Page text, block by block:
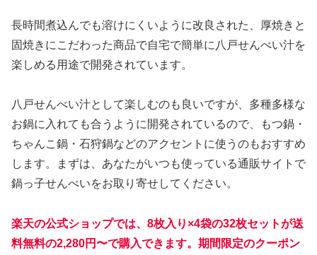
長時間煮込んでも溶けにくいように改良された、厚焼きと
固焼きにこだわった商品で自宅で簡単に八戸せんべい汁を
楽しめる用途で開発されています。
八戸せんべい汁として楽しむのも良いですが、多種多様な
お鍋に入れても合うように開発されているので、もつ鍋・
ちゃんこ鍋・石狩鍋などのアクセントに使うのもおすすめ
します。まずは、あなたがいつも使っている通販サイトで
鍋っ子せんべいをお取り寄せしてください。
楽天の公式ショップでは、8枚入り×4袋の32枚セットが送
料無料の2,280円〜で購入できます。期間限定のクーポン